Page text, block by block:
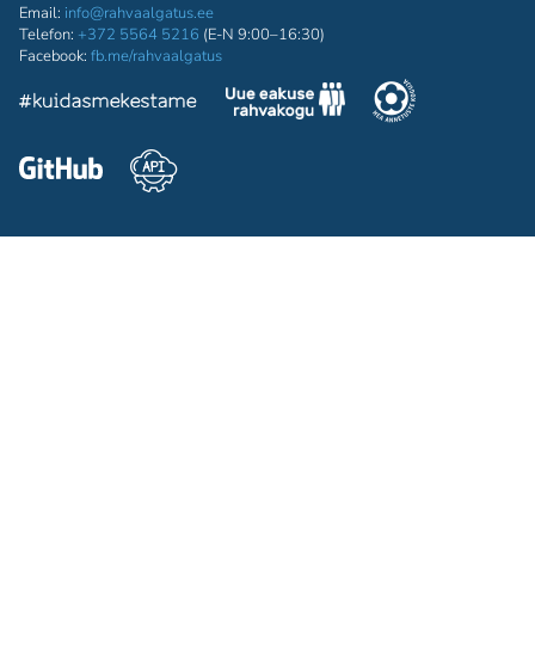
Email: info@rahvaalgatus.ee
Telefon: +372 5564 5216 (E-N 9:00–16:30)
Facebook: fb.me/rahvaalgatus